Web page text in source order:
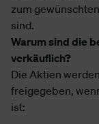
zum
sind.
Warum sind die
verkäuflich?
Die Aktien
freigegeben,
ist: